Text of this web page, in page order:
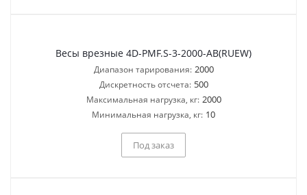
Весы врезные 4D-PMF.S-3-2000-AB(RUEW)
Диапазон тарирования: 2000
Дискретность отсчета: 500
Максимальная нагрузка, кг: 2000
Минимальная нагрузка, кг: 10
Под заказ